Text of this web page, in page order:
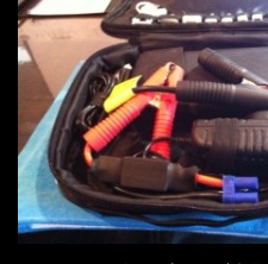
中古車販売
店舗案内
プライバシーポリシー